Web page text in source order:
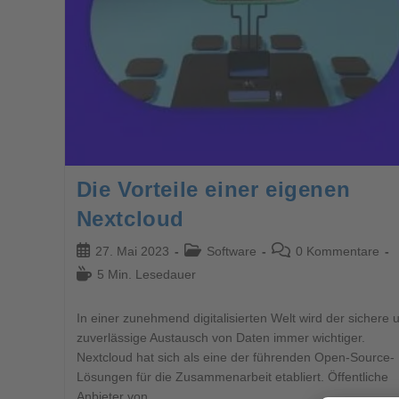
Die Vorteile einer eigenen
Nextcloud
27. Mai 2023 Software
0 Kommentare
5 Min. Lesedauer
In einer zunehmend digitalisierten Welt wird der sichere
zuverlässige Austausch von Daten immer wichtiger.
Nextcloud hat sich als eine der führenden Open-Source-
Lösungen für die Zusammenarbeit etabliert. Öffentliche